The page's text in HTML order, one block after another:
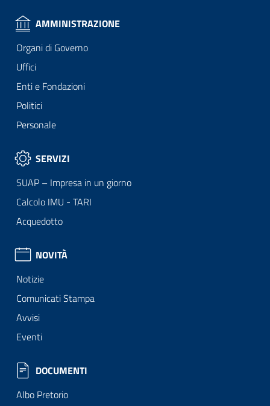
AMMINISTRAZIONE
Organi di Governo
Uffici
Enti e Fondazioni
Politici
Personale
SERVIZI
SUAP – Impresa in un giorno
Calcolo IMU - TARI
Acquedotto
NOVITÀ
Notizie
Comunicati Stampa
Avvisi
Eventi
DOCUMENTI
Albo Pretorio